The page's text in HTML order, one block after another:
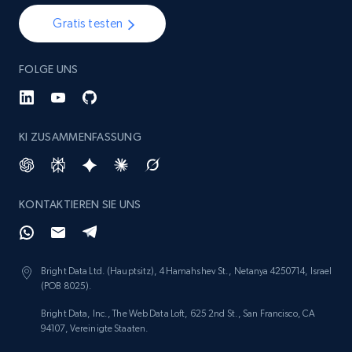
Amazon products search
price, Currency, Sold, and more.
1.6K+ 181+
URL, Product id, Title, Product description,
Rating, Reviews count, Initial price, Discount,
and more.
Gratis testen
FOLGE UNS
KI ZUSAMMENFASSUNG
KONTAKTIEREN SIE UNS
Bright Data Ltd. (Hauptsitz), 4 Hamahshev St., Netanya 4250714, Israel
(POB 8025).
Bright Data, Inc., The Web Data Loft, 625 2nd St., San Francisco, CA
94107, Vereinigte Staaten.